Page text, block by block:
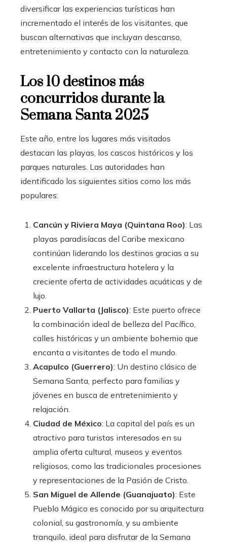
diversificar las experiencias turísticas han
incrementado el interés de los visitantes, que
buscan alternativas que incluyan descanso,
entretenimiento y contacto con la naturaleza.
Los 10 destinos más
concurridos durante la
Semana Santa 2025
Este año, entre los lugares más visitados
destacan las playas, los cascos históricos y los
parques naturales. Las autoridades han
identificado los siguientes sitios como los más
populares:
Cancún y Riviera Maya (Quintana Roo): Las
playas paradisíacas del Caribe mexicano
continúan liderando los destinos gracias a su
excelente infraestructura hotelera y la
creciente oferta de actividades acuáticas y de
lujo.
Puerto Vallarta (Jalisco): Este puerto ofrece
la combinación ideal de belleza del Pacífico,
calles históricas y un ambiente bohemio que
encanta a visitantes de todo el mundo.
Acapulco (Guerrero): Un destino clásico de
Semana Santa, perfecto para familias y
jóvenes en busca de entretenimiento y
relajación.
Ciudad de México: La capital del país es un
atractivo para turistas interesados en su
amplia oferta cultural, museos y eventos
religiosos, como las tradicionales procesiones
y representaciones de la Pasión de Cristo.
San Miguel de Allende (Guanajuato): Este
Pueblo Mágico es conocido por su arquitectura
colonial, su gastronomía, y su ambiente
tranquilo, ideal para disfrutar de la Semana